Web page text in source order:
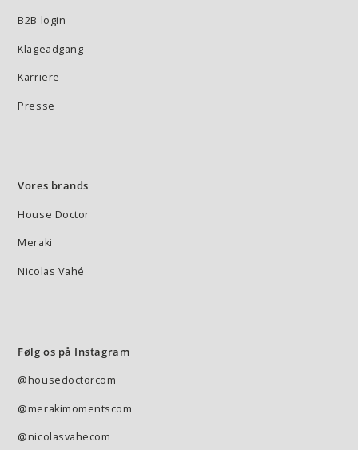
B2B login
Klageadgang
Karriere
Presse
Vores brands
House Doctor
Meraki
Nicolas Vahé
Følg os på Instagram
@housedoctorcom
@merakimomentscom
@nicolasvahecom